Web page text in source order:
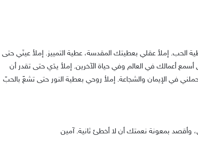
الحب. إملأ عقلي بعطيتك المقدسة، عطية التمييز. إملأ عينَي حتى
أعمالك في العالم وفي حياة الآخرين. إملأ يدَي حتى تقدر أن
في الإيمان والشجاعة. إملأ روحي بعطية النور حتى تشعّ بالحبّ
وأقصد بمعونة نعمتك أن لا أخطئ ثانية. آمين